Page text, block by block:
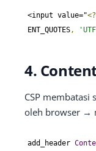
<input value="
ENT_QUOTES ,
4.
CSP
oleh browser →
add_header